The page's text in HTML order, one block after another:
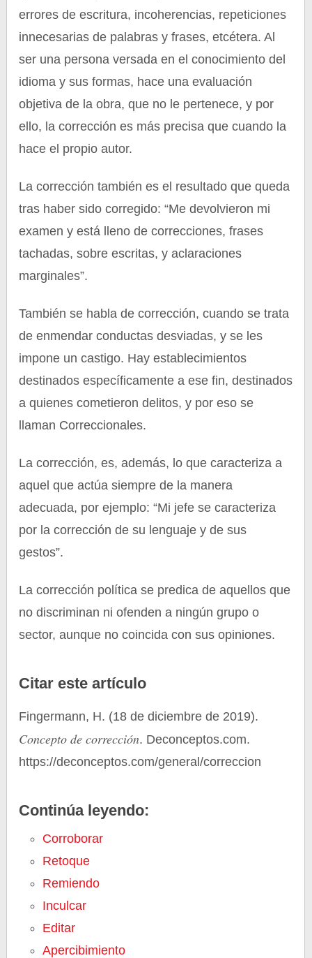
errores de escritura, incoherencias, repeticiones
innecesarias de palabras y frases, etcétera. Al
ser una persona versada en el conocimiento del
idioma y sus formas, hace una evaluación
objetiva de la obra, que no le pertenece, y por
ello, la corrección es más precisa que cuando la
hace el propio autor.
La corrección también es el resultado que queda
tras haber sido corregido: “Me devolvieron mi
examen y está lleno de correcciones, frases
tachadas, sobre escritas, y aclaraciones
marginales”.
También se habla de corrección, cuando se trata
de enmendar conductas desviadas, y se les
impone un castigo. Hay establecimientos
destinados específicamente a ese fin, destinados
a quienes cometieron delitos, y por eso se
llaman Correccionales.
La corrección, es, además, lo que caracteriza a
aquel que actúa siempre de la manera
adecuada, por ejemplo: “Mi jefe se caracteriza
por la corrección de su lenguaje y de sus
gestos”.
La corrección política se predica de aquellos que
no discriminan ni ofenden a ningún grupo o
sector, aunque no coincida con sus opiniones.
Citar este artículo
Fingermann, H. (18 de diciembre de 2019).
Concepto de corrección. Deconceptos.com.
https://deconceptos.com/general/correccion
Continúa leyendo:
Corroborar
Retoque
Remiendo
Inculcar
Editar
Apercibimiento